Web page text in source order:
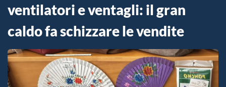
ventilatori e ventagli: il gran
caldo fa schizzare le vendite